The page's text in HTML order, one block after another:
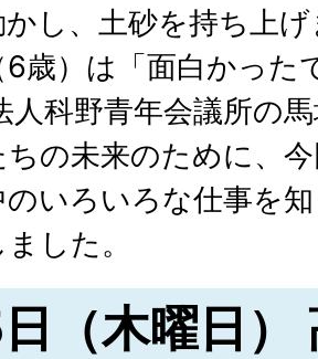
し、土砂を持ち上
歳）は「面白かった
人科野青年会議所の
ちの未来のために、
のいろいろな仕事を
した。
（木曜日）